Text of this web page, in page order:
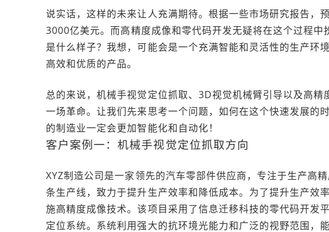
说实话，这样的未来让人充满期待。根据一些市场研究报告，
3000亿美元。而高精度成像和零代码开发无疑将在这个过程
是什么样子？我想，可能会是一个充满智能和灵活性的生产环
高效和优质的产品。
总的来说，机械手视觉定位抓取、3D视觉机械臂引导以及高
一场革命。让我们先来思考一个问题，如何在这个快速发展的
的制造业一定会更加智能化和自动化！
客户案例一：机械手视觉定位抓取方向
XYZ制造公司是一家领先的汽车零部件供应商，专注于生产高
条生产线，致力于提升生产效率和降低成本。为了提升生产效
施高精度成像技术。该项目采用了信息迁移科技的零代码开发
定位系统。系统利用强大的抗环境光能力和广泛的视野范围，